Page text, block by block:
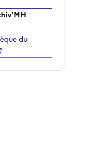
du